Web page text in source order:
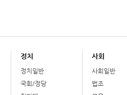
정치
정치일반
국회/정당
사회
사회일반
법조